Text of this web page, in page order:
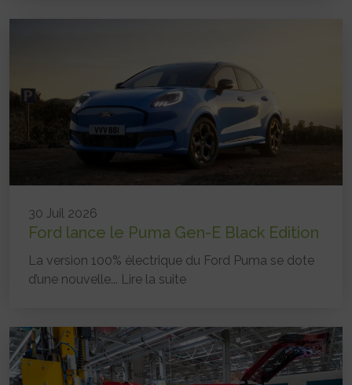
30 Juil 2026
Ford lance le Puma Gen-E Black Edition
La version 100% électrique du Ford Puma se dote
d’une nouvelle... Lire la suite